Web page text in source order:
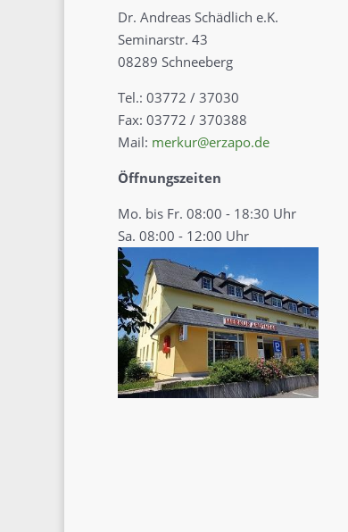
Dr. Andreas Schädlich e.K.
Seminarstr. 43
08289 Schneeberg
Tel.: 03772 / 37030
Fax: 03772 / 370388
Mail: merkur@erzapo.de
Öffnungszeiten
Mo. bis Fr. 08:00 - 18:30 Uhr
Sa. 08:00 - 12:00 Uhr